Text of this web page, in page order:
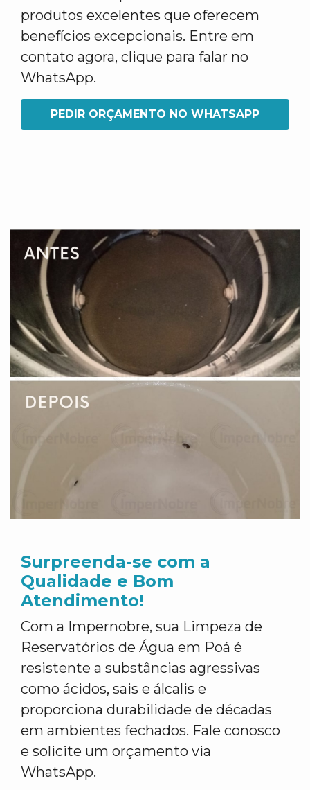
produtos excelentes que oferecem
benefícios excepcionais. Entre em
contato agora, clique para falar no
WhatsApp.
PEDIR ORÇAMENTO NO WHATSAPP
Surpreenda-se com a
Qualidade e Bom
Atendimento!
Com a Impernobre, sua Limpeza de
Reservatórios de Água em Poá é
resistente a substâncias agressivas
como ácidos, sais e álcalis e
proporciona durabilidade de décadas
em ambientes fechados. Fale conosco
e solicite um orçamento via
WhatsApp.